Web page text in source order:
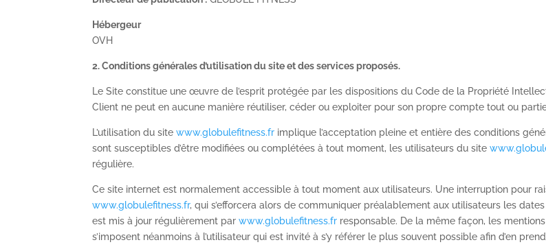
Hébergeur
OVH
2. Conditions générales d’utilisation du site et des services proposés.
Le Site constitue une œuvre de l’esprit protégée par les dispositions du Code de la Propriété
Client ne peut en aucune manière réutiliser, céder ou exploiter pour son propre compte tout ou
L’utilisation du sitewww.globulefitness.fr implique l’acceptation pleine et entière des conditions
sont susceptibles d’être modifiées ou complétées à tout moment, les utilisateurs du site
régulière.
Ce site internet est normalement accessible à tout moment aux utilisateurs. Une interruption pour
www.globulefitness.fr, qui s’efforcera alors de communiquer préalablement aux utilisateurs les
est mis à jour régulièrement parwww.globulefitness.fr responsable. De la même façon, les
s’imposent néanmoins à l’utilisateur qui est invité à s’y référer le plus souvent possible afin d’en